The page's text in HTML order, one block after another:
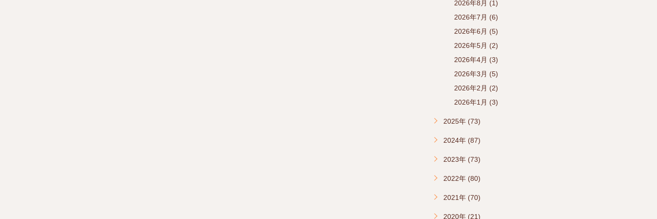
2026年8月 (1)
2026年7月 (6)
2026年6月 (5)
2026年5月 (2)
2026年4月 (3)
2026年3月 (5)
2026年2月 (2)
2026年1月 (3)
2025年 (73)
2024年 (87)
2023年 (73)
2022年 (80)
2021年 (70)
2020年 (21)